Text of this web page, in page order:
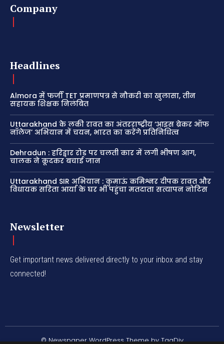
Company
Headlines
Almora में फर्जी TET प्रमाणपत्र से नौकरी का खुलासा, तीन
सहायक शिक्षक निलंबित
Uttarakhand के लकी रावत का अंतरराष्ट्रीय ‘आइस ब्रेकर ऑफ
नॉलेज’ अभियान में चयन, भारत का करेंगे प्रतिनिधित्व
Dehradun : हरिद्वार रोड पर चलती कार में लगी भीषण आग,
चालक ने कूदकर बचाई जान
Uttarakhand SIR अभियान : कुमाऊं कमिश्नर दीपक रावत और
विधायक सरिता आर्या के घर भी पहुंचा मतदाता सत्यापन नोटिस
Newsletter
Get important news delivered directly to your inbox and stay
connected!
© Newspaper WordPress Theme by TagDiv